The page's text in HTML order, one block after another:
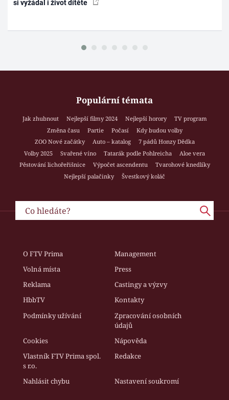
si vyžádal i život dítěte
Populární témata
Jak zhubnout Nejlepší filmy 2024 Nejlepší horory
TV program
Změna času
Partie Počasí
Kdy budou volby
ZOO Nové začátky
Auto – katalog
7 pádů Honzy Dědka
Volby 2025
Svařené víno Tatarák podle Pohlreicha
Aloe vera
Pěstování lichořeřišnice
Výpočet ascendentu
Tvarohové knedlíky
Nejlepší palačinky
Švestkový koláč
O FTV Prima
Management
Volná místa
Press
Reklama
Castingy a výzvy
HbbTV
Kontakty
Podmínky užívání
Zpracování osobních
údajů
Cookies
Nápověda
Vlastník FTV Prima spol.
s r.o.
Redakce
Nahlásit chybu Nastavení soukromí